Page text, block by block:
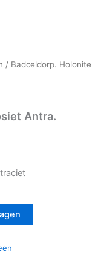
/ Badceldorp. Holonite
Antra.